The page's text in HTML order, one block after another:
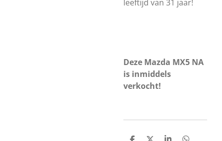
leeftijd van 31 jaar!
Deze Mazda MX5 NA
is inmiddels
verkocht!